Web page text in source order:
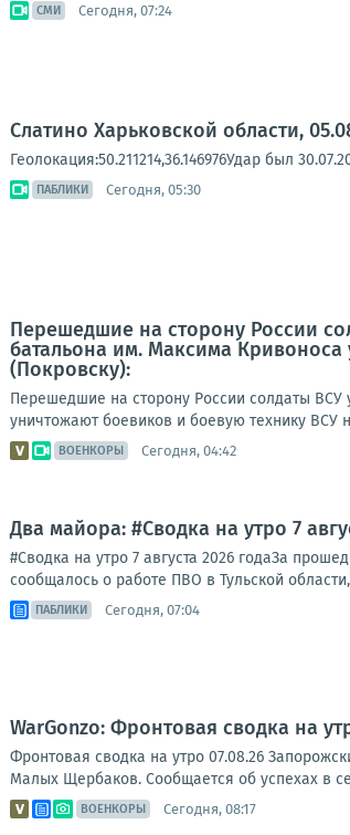
СМИ Сегодня, 07:24
Слатино Харьковской области,
Геолокация:50.211214,36.146976Удар был
ПАБЛИКИ Сегодня, 05:30
Перешедшие на сторону России
батальона им. Максима
(Покровску):
Перешедшие на сторону России солдаты ВСУ
уничтожают боевиков и боевую технику ВСУ
ВОЕНКОРЫ Сегодня, 04:42
Два майора: #Сводка на утро 7
#Сводка на утро 7 августа 2026 годаЗа
сообщалось о работе ПВО в Тульской
ПАБЛИКИ Сегодня, 07:04
WarGonzo: Фронтовая сводка на
Фронтовая сводка на утро 07.08.26
Малых Щербаков. Сообщается об успехах в
ВОЕНКОРЫ Сегодня, 08:17